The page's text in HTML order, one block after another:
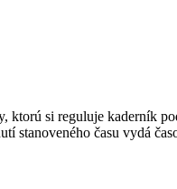
ktorú si reguluje kaderník
stanoveného času vydá